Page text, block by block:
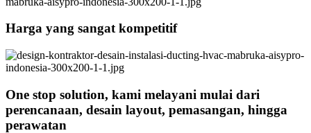
Harga yang sangat kompetitif
One stop solution, kami melayani mulai dari
perencanaan, desain layout, pemasangan, hingga
perawatan